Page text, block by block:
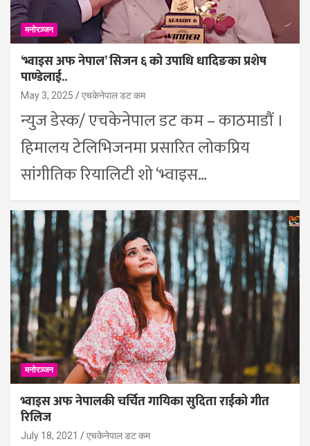
मनोरञ्जन
‘भ्वाइस अफ नेपाल’ सिजन ६ को उपाधि धादिङका प्रशेष
पाण्डेलाई..
May 3, 2025 एचकेनेपाल डट कम
न्युज डेस्क/ एचकेनेपाल डट कम – काठमाडौं ।
हिमालय टेलिभिजनमा प्रसारित लोकप्रिय
सांगीतिक रियालिटी शो ‘भ्वाइस…
मनोरञ्जन
भ्वाइस अफ नेपालकी चर्चित गायिका सुदिता राईको गीत
रिलिज
July 18, 2021 एचकेनेपाल डट कम